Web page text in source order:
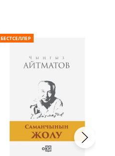
БЕСТСЕЛЛЕР